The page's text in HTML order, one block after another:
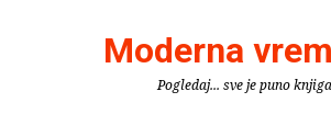
Moderna
Pogledaj... sve je puno